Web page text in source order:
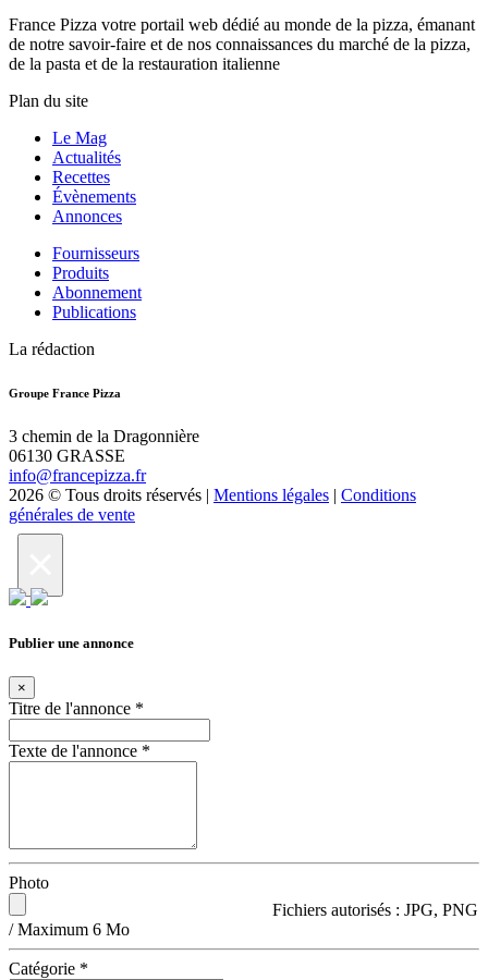
France Pizza votre portail web dédié au monde de la pizza, émanant
de notre savoir-faire et de nos connaissances du marché de la pizza,
de la pasta et de la restauration italienne
Plan du site
Le Mag
Actualités
Recettes
Évènements
Annonces
Fournisseurs
Produits
Abonnement
Publications
La rédaction
Groupe France Pizza
3 chemin de la Dragonnière
06130 GRASSE
info@francepizza.fr
2026 © Tous droits réservés | Mentions légales | Conditions
générales de vente
Publier une annonce
×
Titre de l'annonce *
Texte de l'annonce *
Photo
Fichiers autorisés : JPG, PNG
/ Maximum 6 Mo
Catégorie *